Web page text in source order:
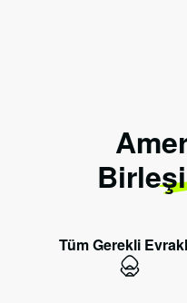
Tüm Gerekli